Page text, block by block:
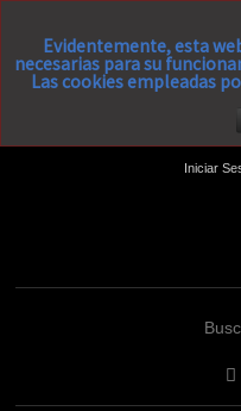
Evidentemente, esta
necesarias para su
Las cookies empleadas
Iniciar